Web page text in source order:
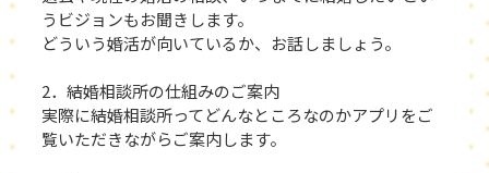
うビジョンもお聞きします。
どういう婚活が向いているか、お話しましょう。
2．結婚相談所の仕組みのご案内
実際に結婚相談所ってどんなところなのかアプリをご
覧いただきながらご案内します。